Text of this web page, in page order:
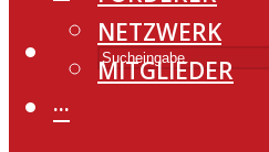
NETZWERK
MITGLIEDER
···